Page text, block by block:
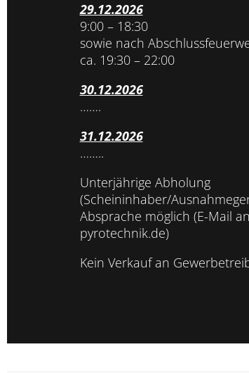
29.12.2026
9:00 – 18:30
sowie nach
ca. 19:30 – 22:00
30.12.2026
…….
31.12.2026
……..
Unterjährige Abholung
(Scheininhaber/
Absprache möglich (E-Mail
pyrotechnik.de)
Kein Verkauf an